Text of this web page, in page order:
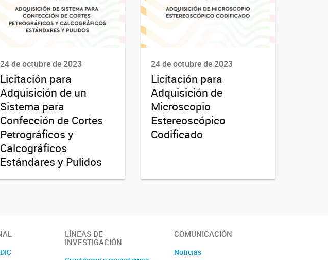
24 de octubre de 2023
Licitación para
Adquisición de un
Sistema para
Confección de Cortes
Petrográficos y
Calcográficos
Estándares y Pulidos
24 de octubre de 2023
Licitación para
Adquisición de
Microscopio
Estereoscópico
Codificado
LÍNEAS DE
INVESTIGACIÓN
COMUNICACIÓN
Noticias